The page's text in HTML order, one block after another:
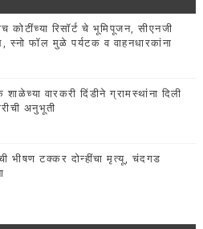
कोटींच्या रिसॉर्ट चे भूमिपूजन, सीएनजी
स्नो फॉल मुळे पर्यटक व वाहनधारकांना
शाळेच्या वारकरी दिंडीने ग्रामस्थांना दिली
अनुभूती
भीषण टक्कर दोन्हींचा मृत्यू, चंदगड